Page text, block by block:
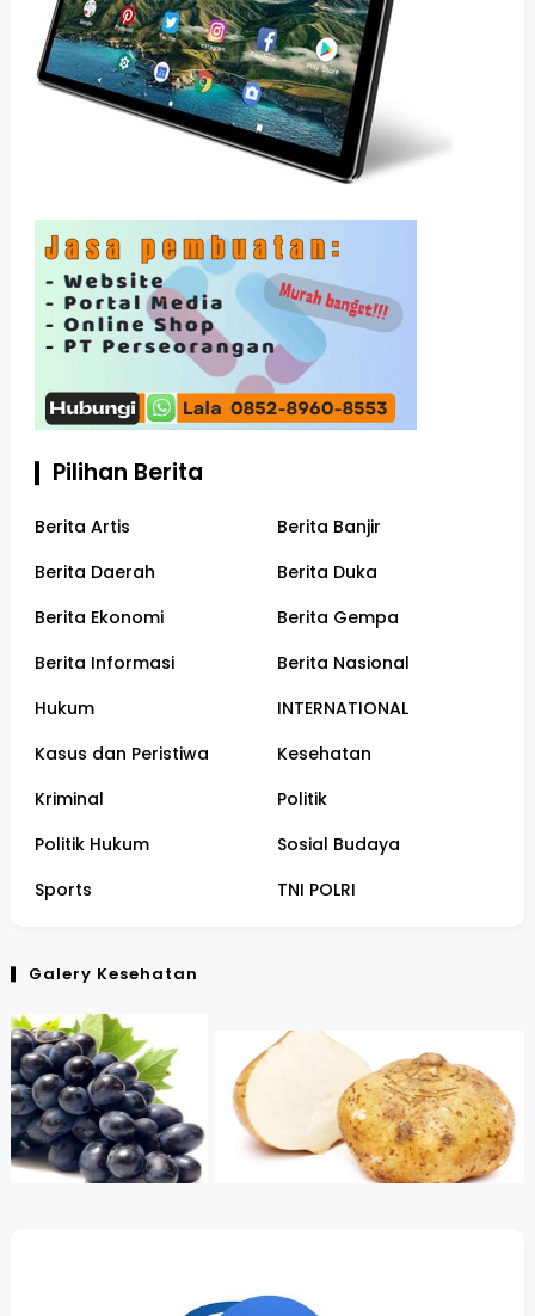
Pilihan Berita
Berita Artis
Berita Banjir
Berita Daerah
Berita Duka
Berita Ekonomi
Berita Gempa
Berita Informasi
Berita Nasional
Hukum
INTERNATIONAL
Kasus dan Peristiwa
Kesehatan
Kriminal
Politik
Politik Hukum
Sosial Budaya
Sports
TNI POLRI
Galery Kesehatan